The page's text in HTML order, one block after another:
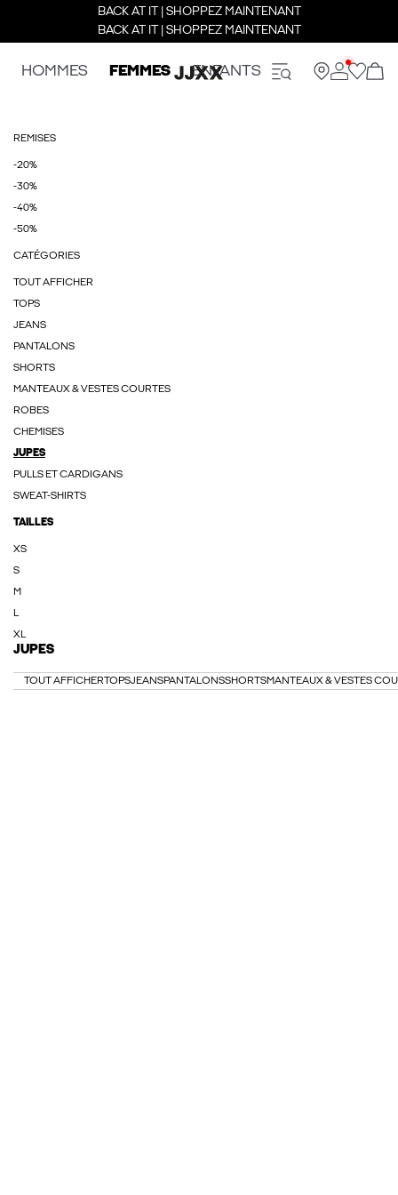
BACK AT IT | SHOPPEZ MAINTENANT
BACK AT IT | SHOPPEZ MAINTENANT
HOMMES FEMMES ENFANTS
REMISES
-20%
-30%
-40%
-50%
CATÉGORIES
TOUT AFFICHER
TOPS
JEANS
PANTALONS
SHORTS
MANTEAUX & VESTES COURTES
ROBES
CHEMISES
JUPES
PULLS ET CARDIGANS
SWEAT-SHIRTS
TAILLES
XS
S
M
L
XL
JUPES
TOUT AFFICHERTOPSJEANSPANTALONSSHORTSMANTEAUX & VESTES